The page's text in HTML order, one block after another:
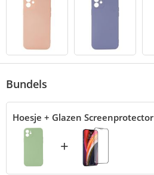
Bundels
Hoesje + Glazen Screenprotector
+